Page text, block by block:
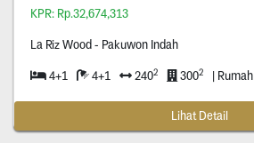
KPR: Rp.32,674,313
La Riz Wood - Pakuwon Indah
4+1 4+1 2402 3002 | Rumah
Lihat Detail